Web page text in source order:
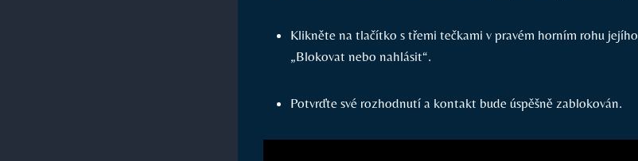
Klikněte na tlačítko s třemi tečkami v pravém horním rohu
„Blokovat nebo nahlásit“.
Potvrďte své rozhodnutí a kontakt bude úspěšně zablokován.